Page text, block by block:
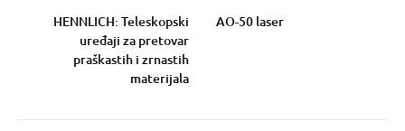
HENNLICH: Teleskopski
uređaji za pretovar
praškastih i zrnastih
materijala
AO-50 laser